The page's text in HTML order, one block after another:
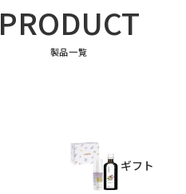
PRODUCT
製品一覧
ギフト